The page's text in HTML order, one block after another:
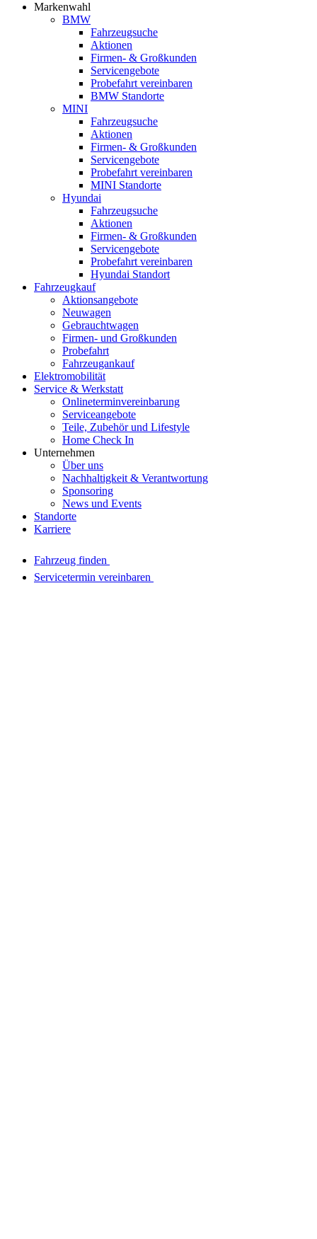
Markenwahl
BMW
Fahrzeugsuche
Aktionen
Firmen- & Großkunden
Servicengebote
Probefahrt vereinbaren
BMW Standorte
MINI
Fahrzeugsuche
Aktionen
Firmen- & Großkunden
Servicengebote
Probefahrt vereinbaren
MINI Standorte
Hyundai
Fahrzeugsuche
Aktionen
Firmen- & Großkunden
Servicengebote
Probefahrt vereinbaren
Hyundai Standort
Fahrzeugkauf
Aktionsangebote
Neuwagen
Gebrauchtwagen
Firmen- und Großkunden
Probefahrt
Fahrzeugankauf
Elektromobilität
Service & Werkstatt
Onlineterminvereinbarung
Serviceangebote
Teile, Zubehör und Lifestyle
Home Check In
Unternehmen
Über uns
Nachhaltigkeit & Verantwortung
Sponsoring
News und Events
Standorte
Karriere
Fahrzeug finden
Servicetermin vereinbaren